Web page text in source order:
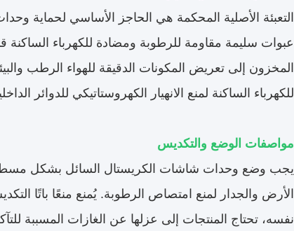
التعبئة الأصلية المحكمة هي الحاجز الأساسي لحماية
عبوات سليمة مقاومة للرطوبة ومضادة للكهرباء
المخزون إلى تعريض المكونات الدقيقة للهواء الرطب
للكهرباء الساكنة لمنع الانهيار الكهروستاتيكي للدوائر
مواصفات الوضع والتكديس
يجب وضع وحدات شاشات الكريستال السائل بشكل
الأرض والجدار لمنع امتصاص الرطوبة. يُمنع منعًا باتًا
نفسه، تحتاج المنتجات إلى عزلها عن الغازات المسببة